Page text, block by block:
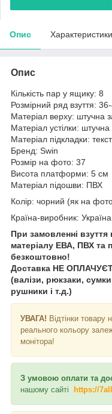
Опис Характеристики
Опис
Кількість пар у ящику: 8
Розмірний ряд взуття: 36-
Матеріал верху: штучна
Матеріал устілки: штучна
Матеріал підкладки:
Бренд: Swin
Розмір на фото: 37
Висота платформи: 5 см
Матеріал підошви: ПВХ
Колір: чорний (як на
Країна-виробник: Україна
При замовленні взуття
матеріалу ЕВА, ПВХ та
безкоштовно!
Доставка НЕ
(валізи, рюкзаки,
рушники і т.д.)
УВАГА! Відтінки товару
реального кольору
монітора!
З умовою оплати та
нашому сайті
https://